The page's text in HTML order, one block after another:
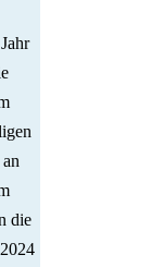
die